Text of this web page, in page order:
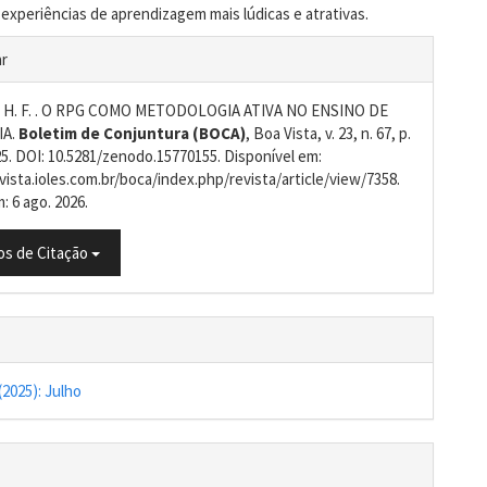
de aprendizagem mais lúdicas e atrativas.
F. . O RPG COMO METODOLOGIA ATIVA NO ENSINO DE
Boletim de Conjuntura (BOCA), Boa Vista, v. 23, n. 67, p.
DOI: 10.5281/zenodo.15770155. Disponível em:
boca/index.php/revista/article/view/7358.
6 ago. 2026.
de Citação
Julho